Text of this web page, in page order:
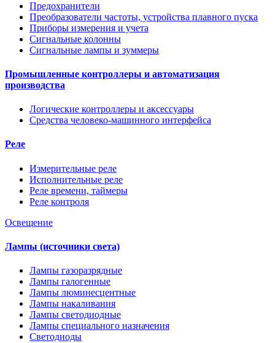
Предохранители
Преобразователи частоты, устройства плавного пуска
Приборы измерения и учета
Сигнальные колонны
Сигнальные лампы и зуммеры
Промышленные контроллеры и автоматизация
производства
Логические контроллеры и аксессуары
Средства человеко-машинного интерфейса
Реле
Измерительные реле
Исполнительные реле
Реле времени, таймеры
Реле контроля
Освещение
Лампы (источники света)
Лампы газоразрядные
Лампы галогенные
Лампы люминесцентные
Лампы накаливания
Лампы светодиодные
Лампы специального назначения
Светодиоды